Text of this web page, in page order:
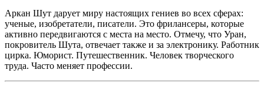
Аркан Шут дарует миру настоящих гениев во всех сферах:
ученые, изобретатели, писатели. Это фрилансеры, которые
активно передвигаются с места на место. Отмечу, что Уран,
покровитель Шута, отвечает также и за электронику. Работник
цирка. Юморист. Путешественник. Человек творческого
труда. Часто меняет профессии.